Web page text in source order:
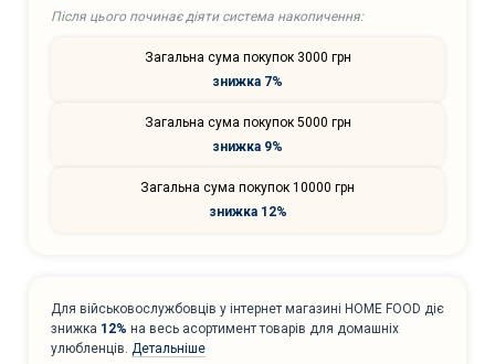
Після цього починає діяти система накопичення:
Загальна сума покупок 3000 грн
знижка 7%
Загальна сума покупок 5000 грн
знижка 9%
Загальна сума покупок 10000 грн
знижка 12%
Для військовослужбовців у інтернет магазині HOME FOOD діє
знижка 12% на весь асортимент товарів для домашніх
улюбленців. Детальніше